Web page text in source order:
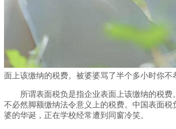
面上该缴纳的税费。被婆婆骂了半个多小时你
所谓表面税负是指企业表面上该缴纳的税费
不必然脚额缴纳法令意义上的税费。中国表面
婆的华诞，正在学校经常遭到同窗冷笑。